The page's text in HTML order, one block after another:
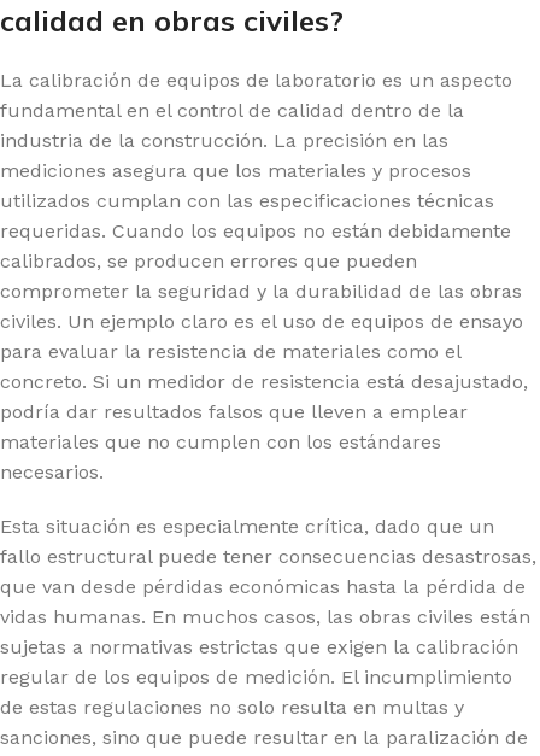
calidad en obras civiles?
La calibración de equipos de laboratorio es un aspecto
fundamental en el control de calidad dentro de la
industria de la construcción. La precisión en las
mediciones asegura que los materiales y procesos
utilizados cumplan con las especificaciones técnicas
requeridas. Cuando los equipos no están debidamente
calibrados, se producen errores que pueden
comprometer la seguridad y la durabilidad de las obras
civiles. Un ejemplo claro es el uso de equipos de ensayo
para evaluar la resistencia de materiales como el
concreto. Si un medidor de resistencia está desajustado,
podría dar resultados falsos que lleven a emplear
materiales que no cumplen con los estándares
necesarios.
Esta situación es especialmente crítica, dado que un
fallo estructural puede tener consecuencias desastrosas,
que van desde pérdidas económicas hasta la pérdida de
vidas humanas. En muchos casos, las obras civiles están
sujetas a normativas estrictas que exigen la calibración
regular de los equipos de medición. El incumplimiento
de estas regulaciones no solo resulta en multas y
sanciones, sino que puede resultar en la paralización de